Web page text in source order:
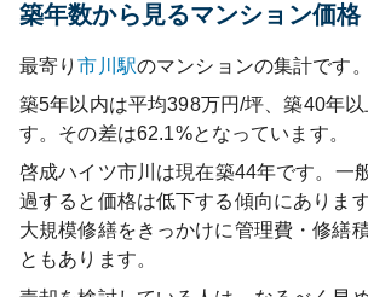
築年数から見るマンション価格
最寄り市川 駅のマンションの集計です。
築5年以内は平均398万円/坪、築40年
す。その差は62.1%となっています。
啓成ハイツ市川 は現在築44年です。一
過すると価格は低下する傾向にありま
大規模修繕をきっかけに管理費・修繕
ともあります。